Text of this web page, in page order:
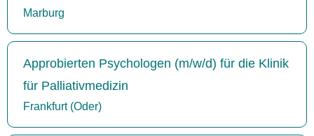
Marburg
Approbierten Psychologen (m/w/d) für die Klinik
für Palliativmedizin
Frankfurt (Oder)